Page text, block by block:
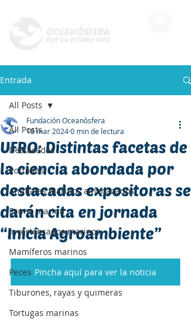
Entrada
All Posts
Destacadas
Portadas
Animales marinos amenazados
Fauna marina
Invertebrados marinos
Mamíferos marinos
Peces
Tiburones, rayas y quimeras
Tortugas marinas
All Posts
UFRO: Distintas facetas de
la ciencia abordada por
destacadas expositoras se
darán cita en jornada
“Inicia Agroambiente”
Fundación Oceanósfera
18 mar 20240 min de lectura
Pincha aquí para ver la noticia